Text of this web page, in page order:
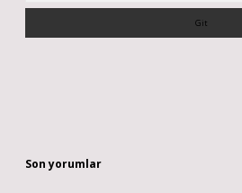
Son yorumlar